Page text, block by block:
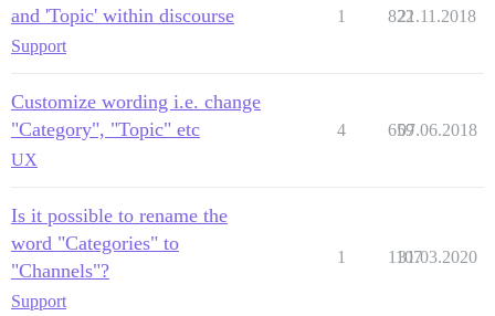
and 'Topic' within discourse
Support
1 822
21.11.2018
Customize wording i.e. change
"Category", "Topic" etc
UX
4 659
07.06.2018
Is it possible to rename the
word "Categories" to
"Channels"?
Support
1 1107
31.03.2020